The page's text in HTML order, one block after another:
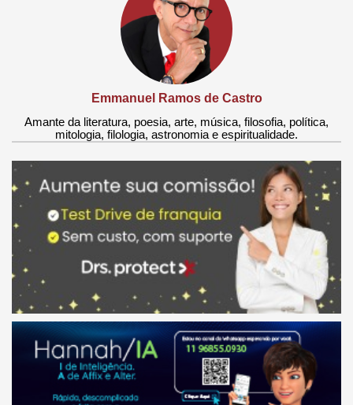
Emmanuel Ramos de Castro
Amante da literatura, poesia, arte, música, filosofia, política,
mitologia, filologia, astronomia e espiritualidade.